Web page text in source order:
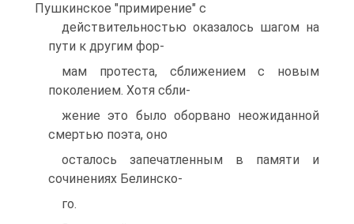
Пушкинское "примирение" с
действительностью оказалось шагом на
пути к другим фор-
мам протеста, сближением с новым
поколением. Хотя сбли-
жение это было оборвано неожиданной
смертью поэта, оно
осталось запечатленным в памяти и
сочинениях Белинско-
го.